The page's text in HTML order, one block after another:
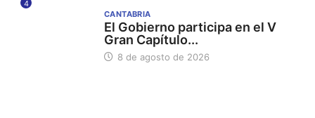
4
CANTABRIA
El Gobierno participa en el V
Gran Capítulo...
8 de agosto de 2026